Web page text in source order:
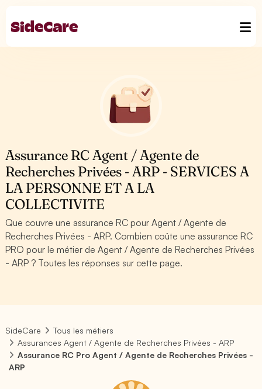
Assurance RC Agent / Agente de
Recherches Privées - ARP - SERVICES A
LA PERSONNE ET A LA
COLLECTIVITE
Que couvre une assurance RC pour Agent / Agente de
Recherches Privées - ARP. Combien coûte une assurance RC
PRO pour le métier de Agent / Agente de Recherches Privées
- ARP ? Toutes les réponses sur cette page.
SideCare
Tous les métiers
Assurances Agent / Agente de Recherches Privées - ARP
Assurance RC Pro Agent / Agente de Recherches Privées -
ARP